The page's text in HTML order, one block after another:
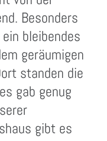
Besonders
bleibendes
geräumigen
standen die
gab genug
gibt es